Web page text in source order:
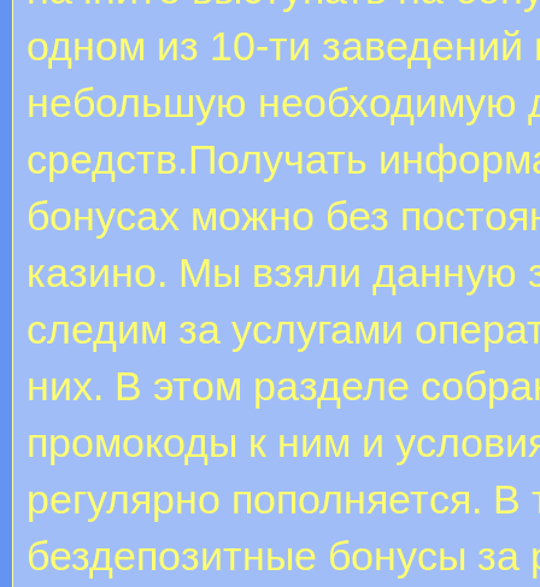
одном из 10-ти
небольшую необходимую
средств.Получать
бонусах можно без
казино. Мы взяли данную
следим за услугами
них. В этом разделе
промокоды к ним и
регулярно пополняется.
бездепозитные бонусы за